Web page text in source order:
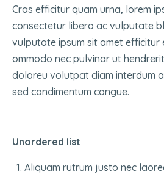
Cras efficitur quam urna, lorem
consectetur libero ac vulputate
vulputate ipsum sit amet efficitur
ommodo nec pulvinar ut
doloreu volutpat diam interdum
sed condimentum congue.
Unordered list
Aliquam rutrum justo nec